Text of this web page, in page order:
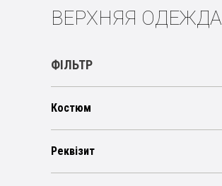
ВЕРХНЯЯ ОДЕЖДА
ФІЛЬТР
Костюм
Реквізит